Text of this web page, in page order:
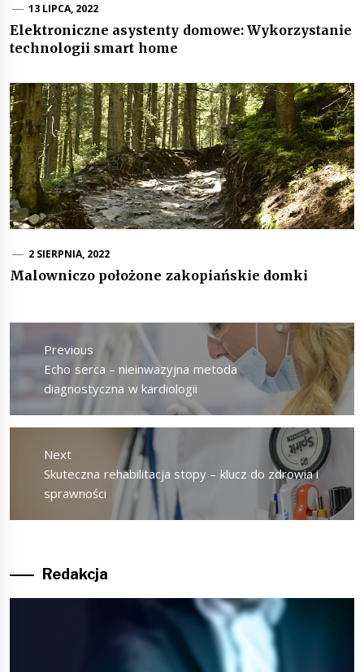
13 LIPCA, 2022
Elektroniczne asystenty domowe: Wykorzystanie
technologii smart home
2 SIERPNIA, 2022
Malowniczo położone zakopiańskie domki
Nawigacja
wpisuPrevious
Previous
post:
Echo serca – nieinwazyjna metoda
diagnostyczna w kardiologii
Next
Next
post:
Skuteczna rehabilitacja stopy – klucz do zdrowia i
sprawności
Redakcja